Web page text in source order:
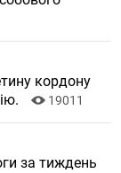
кордону
19011
за тиждень